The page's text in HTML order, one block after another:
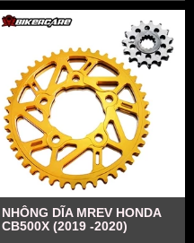
NHÔNG DĨA MREV HONDA
CB500X (2019 -2020)